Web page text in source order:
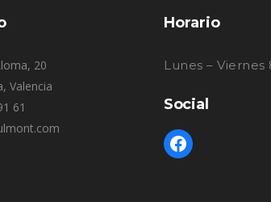
20
Valencia
61
Horario
Lunes – Viernes
Social